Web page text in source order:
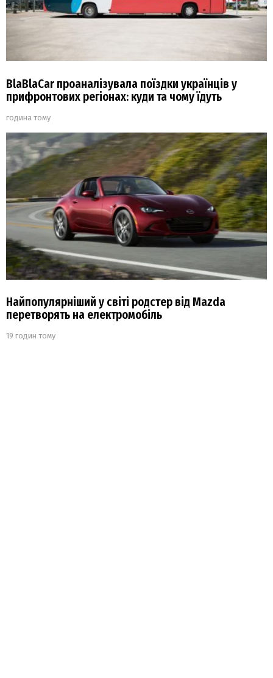
BlaBlaCar проаналізувала поїздки українців у
прифронтових регіонах: куди та чому їдуть
година тому
Найпопулярніший у світі родстер від Mazda
перетворять на електромобіль
19 годин тому